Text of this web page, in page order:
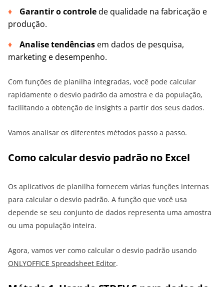
Garantir o controlede qualidade na fabricação e
produção.
Analise tendências em dados de pesquisa,
marketing e desempenho.
Com funções de planilha integradas, você pode calcular
rapidamente o desvio padrão da amostra e da população,
facilitando a obtenção de insights a partir dos seus dados.
Vamos analisar os diferentes métodos passo a passo.
Como calcular desvio padrão no Excel
Os aplicativos de planilha fornecem várias funções internas
para calcular o desvio padrão. A função que você usa
depende se seu conjunto de dados representa uma amostra
ou uma população inteira.
Agora, vamos ver como calcular o desvio padrão usando
ONLYOFFICE Spreadsheet Editor.